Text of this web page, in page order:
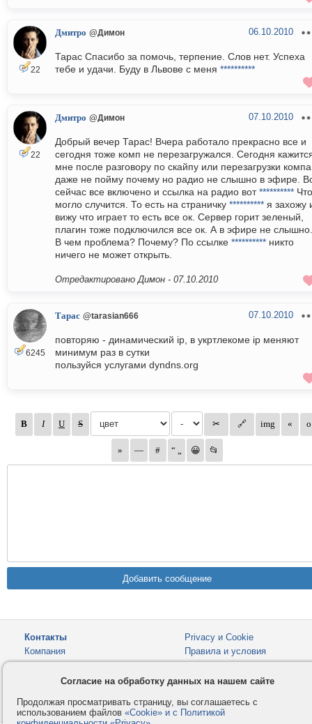
22
Дмитро @Димон 06.10.2010
Тарас Спасибо за помочь, терпение. Слов нет. Успеха
тебе и удачи. Буду в Львове с меня **********
22
Дмитро @Димон 07.10.2010
Добрый вечер Тарас! Вчера работало прекрасно все и
сегодня тоже комп не перезагружался. Сегодня
мне после разговору по скайпу или перезагрузки
даже не пойму почему но радио не слышно в эфире.
сейчас все включено и ссылка на радио вот********** Что
могло случится. То есть на страничку ********** я захожу
вижу что играет то есть все ок. Сервер горит зеленый,
плагин тоже подключился все ок. А в эфире не слышно.
В чем проблема? Почему? По ссылке ********** никто
ничего не может открыть.
Отредактировано Димон - 07.10.2010
6245
Тарас @tarasian666 07.10.2010
повторяю - динамический ip, в укртлекоме ip меняют
минимум раз в сутки
пользуйся услугами dyndns.org
Контакты
Компания
Privacy и Cookie
Правила и условия
Как оплатить
Форумы
© 2008-2026VMESTE.EU- Все права защищены.
Согласие на обработку данных на нашем сайте
Продолжая просматривать страницу, вы соглашаетесь с
использованием файлов «Cookie» и с Политикой